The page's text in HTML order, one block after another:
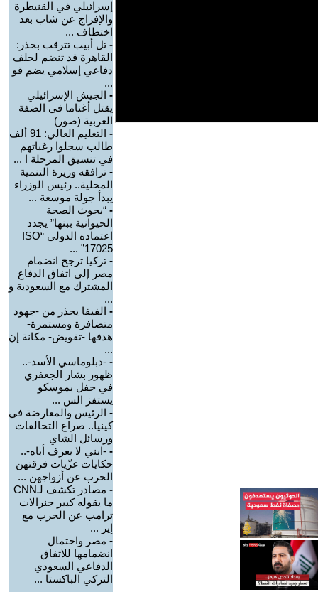
إسرائيلي في القنيطرة
والإفراج عن شاب بعد
اختطاف ...
- تل أبيب تترقب بحذر:
القاهرة قد تنضم لحلف
دفاعي إسلامي يضم قو
...
- الجيش الإسرائيلي
يقتل أغناما في الضفة
الغربية (صور)
-
التعليم العالي: 91 ألف
طالب سجلوا رغباتهم
في تنسيق المرحلة ا ...
- ترافقه وزيرة التنمية
المحلية.. رئيس الوزراء
يبدأ جولة موسعة ...
- “بحوث الصحة
الحيوانية ببنها” يجدد
اعتماده الدولي “ISO
17025” ...
- تركيا ترجح انضمام
مصر إلى اتفاق الدفاع
المشترك مع السعودية و
...
- الفيفا يحذر من -جهود
متضافرة ومستمرة-
هدفها -تقويض- مكانة إن
...
- -دبلوماسي الأسد-..
ظهور بشار الجعفري
في حفل بموسكو
يستفز الس ...
- الرئيس والمعارضة في
كينيا.. صراع التحالفات
ورسائل الشاي
- -ابني لا يعرف أباه-..
حكايات غزّيات فرقتهن
الحرب عن أزواجهن ...
-
مصادر تكشف لـCNN
ما يقوله كبير جنرالات
ترامب عن الحرب مع
إير ...
- مصر واحتمال
انضمامها للاتفاق
الدفاعي السعودي
التركي الباكستا ...